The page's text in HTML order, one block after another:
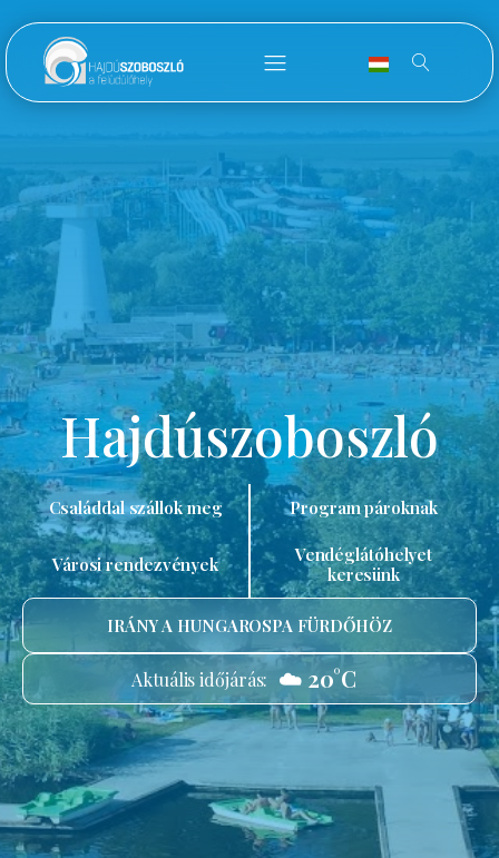
Hajdúszoboszló
Családdal szállok meg Program pároknak
Városi rendezvények
Vendéglátóhelyet
keresünk
IRÁNY A HUNGAROSPA FÜRDŐHÖZ
Aktuális időjárás: ☁️ 20°C